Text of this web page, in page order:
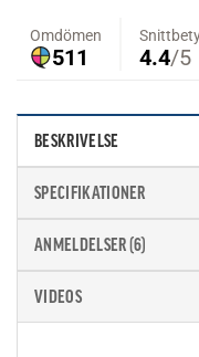
BESKRIVELSE
SPECIFIKATIONER
ANMELDELSER (6)
VIDEOS